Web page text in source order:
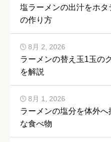
塩ラーメンの出汁をホ
の作り方
ラーメンの替え玉1玉の
を解説
8月 2, 2026
ラーメンの塩分を体外
な食べ物
8月 1, 2026